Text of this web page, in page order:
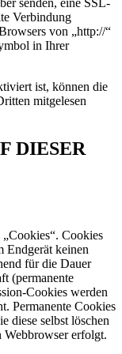
senden, eine SSL-
Verbindung
von „http://“
in Ihrer
ist, können die
mitgelesen
DIESER
Cookies
Endgerät keinen
für die Dauer
(permanente
Cookies werden
Permanente Cookies
diese selbst löschen
Webbrowser erfolgt.